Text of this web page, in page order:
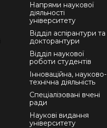
Напрями наукової
діяльності
університету
Відділ аспірантури та
докторантури
Відділ наукової
роботи студентів
Інноваційна, науково-
технічна діяльність
Спеціалізовані вчені
ради
Наукові видання
університету